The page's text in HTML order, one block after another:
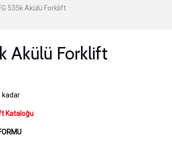
535k Akülü Forklift
Akülü Forklift
kadar
Kataloğu